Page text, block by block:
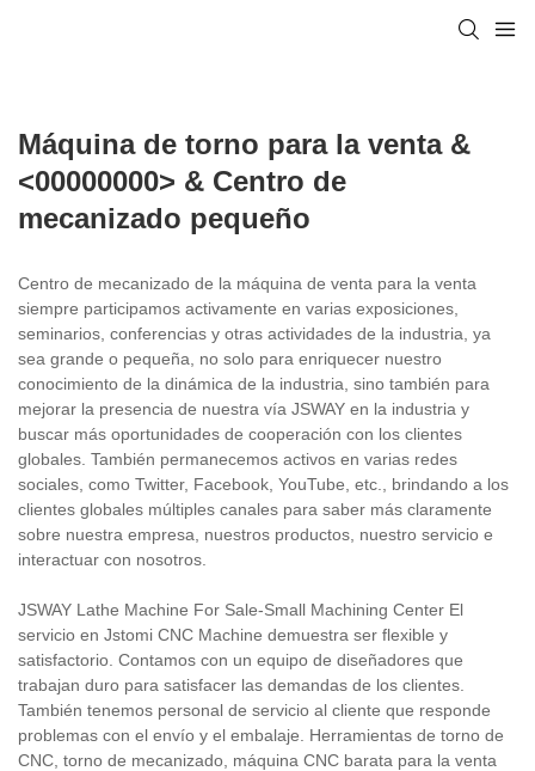
Máquina de torno para la venta &
<00000000> & Centro de
mecanizado pequeño
Centro de mecanizado de la máquina de venta para la venta
siempre participamos activamente en varias exposiciones,
seminarios, conferencias y otras actividades de la industria, ya
sea grande o pequeña, no solo para enriquecer nuestro
conocimiento de la dinámica de la industria, sino también para
mejorar la presencia de nuestra vía JSWAY en la industria y
buscar más oportunidades de cooperación con los clientes
globales. También permanecemos activos en varias redes
sociales, como Twitter, Facebook, YouTube, etc., brindando a los
clientes globales múltiples canales para saber más claramente
sobre nuestra empresa, nuestros productos, nuestro servicio e
interactuar con nosotros.
JSWAY Lathe Machine For Sale-Small Machining Center El
servicio en Jstomi CNC Machine demuestra ser flexible y
satisfactorio. Contamos con un equipo de diseñadores que
trabajan duro para satisfacer las demandas de los clientes.
También tenemos personal de servicio al cliente que responde
problemas con el envío y el embalaje. Herramientas de torno de
CNC, torno de mecanizado, máquina CNC barata para la venta